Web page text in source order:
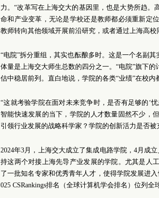
力。“改革写在上海交大的基因里，也是大势所趋
命和产业变革，无论是学校还是教师都必须重新定
教师转向其他领域开展前沿研究，或者通过上海高
“电院”拆分重组，其实也酝酿多时。这是一个名副其
体量是上海交大师生总数的四分之一。“电院”旗下
估中稳居前列。直白地说，学院的各类“业绩”在校内
“这就考验学院在面对未来竞争时，是否有足够的‘
智能快速发展的当下，学院的人才数量固然不少，
引领行业发展的战略科学家？学院的创新活力是否被
2024年3月，上海交大成立了集成电路学院，4月成
持这两个对接上海先导产业发展的学院。尤其是人
了一批知名专家和优秀青年人才，使得学院发展进
025 CSRankings排名（全球计算机学会排名）位列全